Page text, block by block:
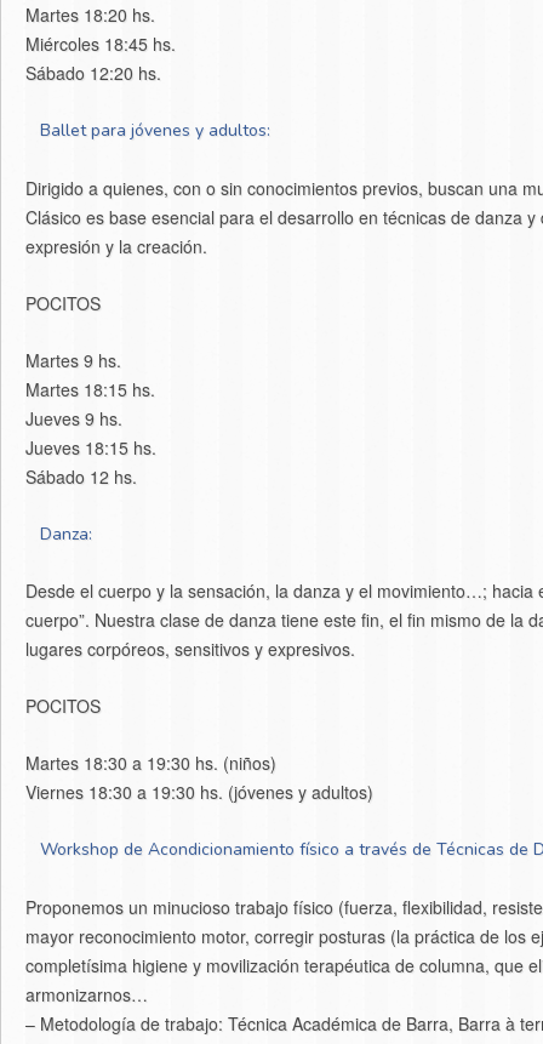
Martes 18:20 hs.
Miércoles 18:45 hs.
Sábado 12:20 hs.
Ballet para jóvenes y adultos:
Dirigido a quienes, con o sin conocimientos previos, buscan una
Clásico es base esencial para el desarrollo en técnicas de danza
expresión y la creación.
POCITOS
Martes 9 hs.
Martes 18:15 hs.
Jueves 9 hs.
Jueves 18:15 hs.
Sábado 12 hs.
Danza:
Desde el cuerpo y la sensación, la danza y el movimiento…;
cuerpo”. Nuestra clase de danza tiene este fin, el fin mismo de la
lugares corpóreos, sensitivos y expresivos.
POCITOS
Martes 18:30 a 19:30 hs. (niños)
Viernes 18:30 a 19:30 hs. (jóvenes y adultos)
Workshop de Acondicionamiento físico a través de Técnicas de
Proponemos un minucioso trabajo físico (fuerza, flexibilidad,
mayor reconocimiento motor, corregir posturas (la práctica de
completísima higiene y movilización terapéutica de columna, que
armonizarnos…
– Metodología de trabajo: Técnica Académica de Barra, Barra à